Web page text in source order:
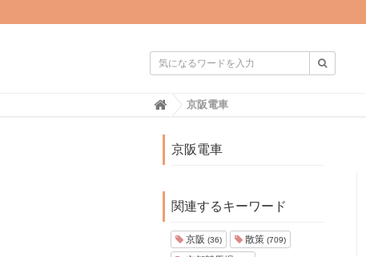
H
京阪電車
京阪電車
関連するキーワード
京阪 (36) 散策 (709)